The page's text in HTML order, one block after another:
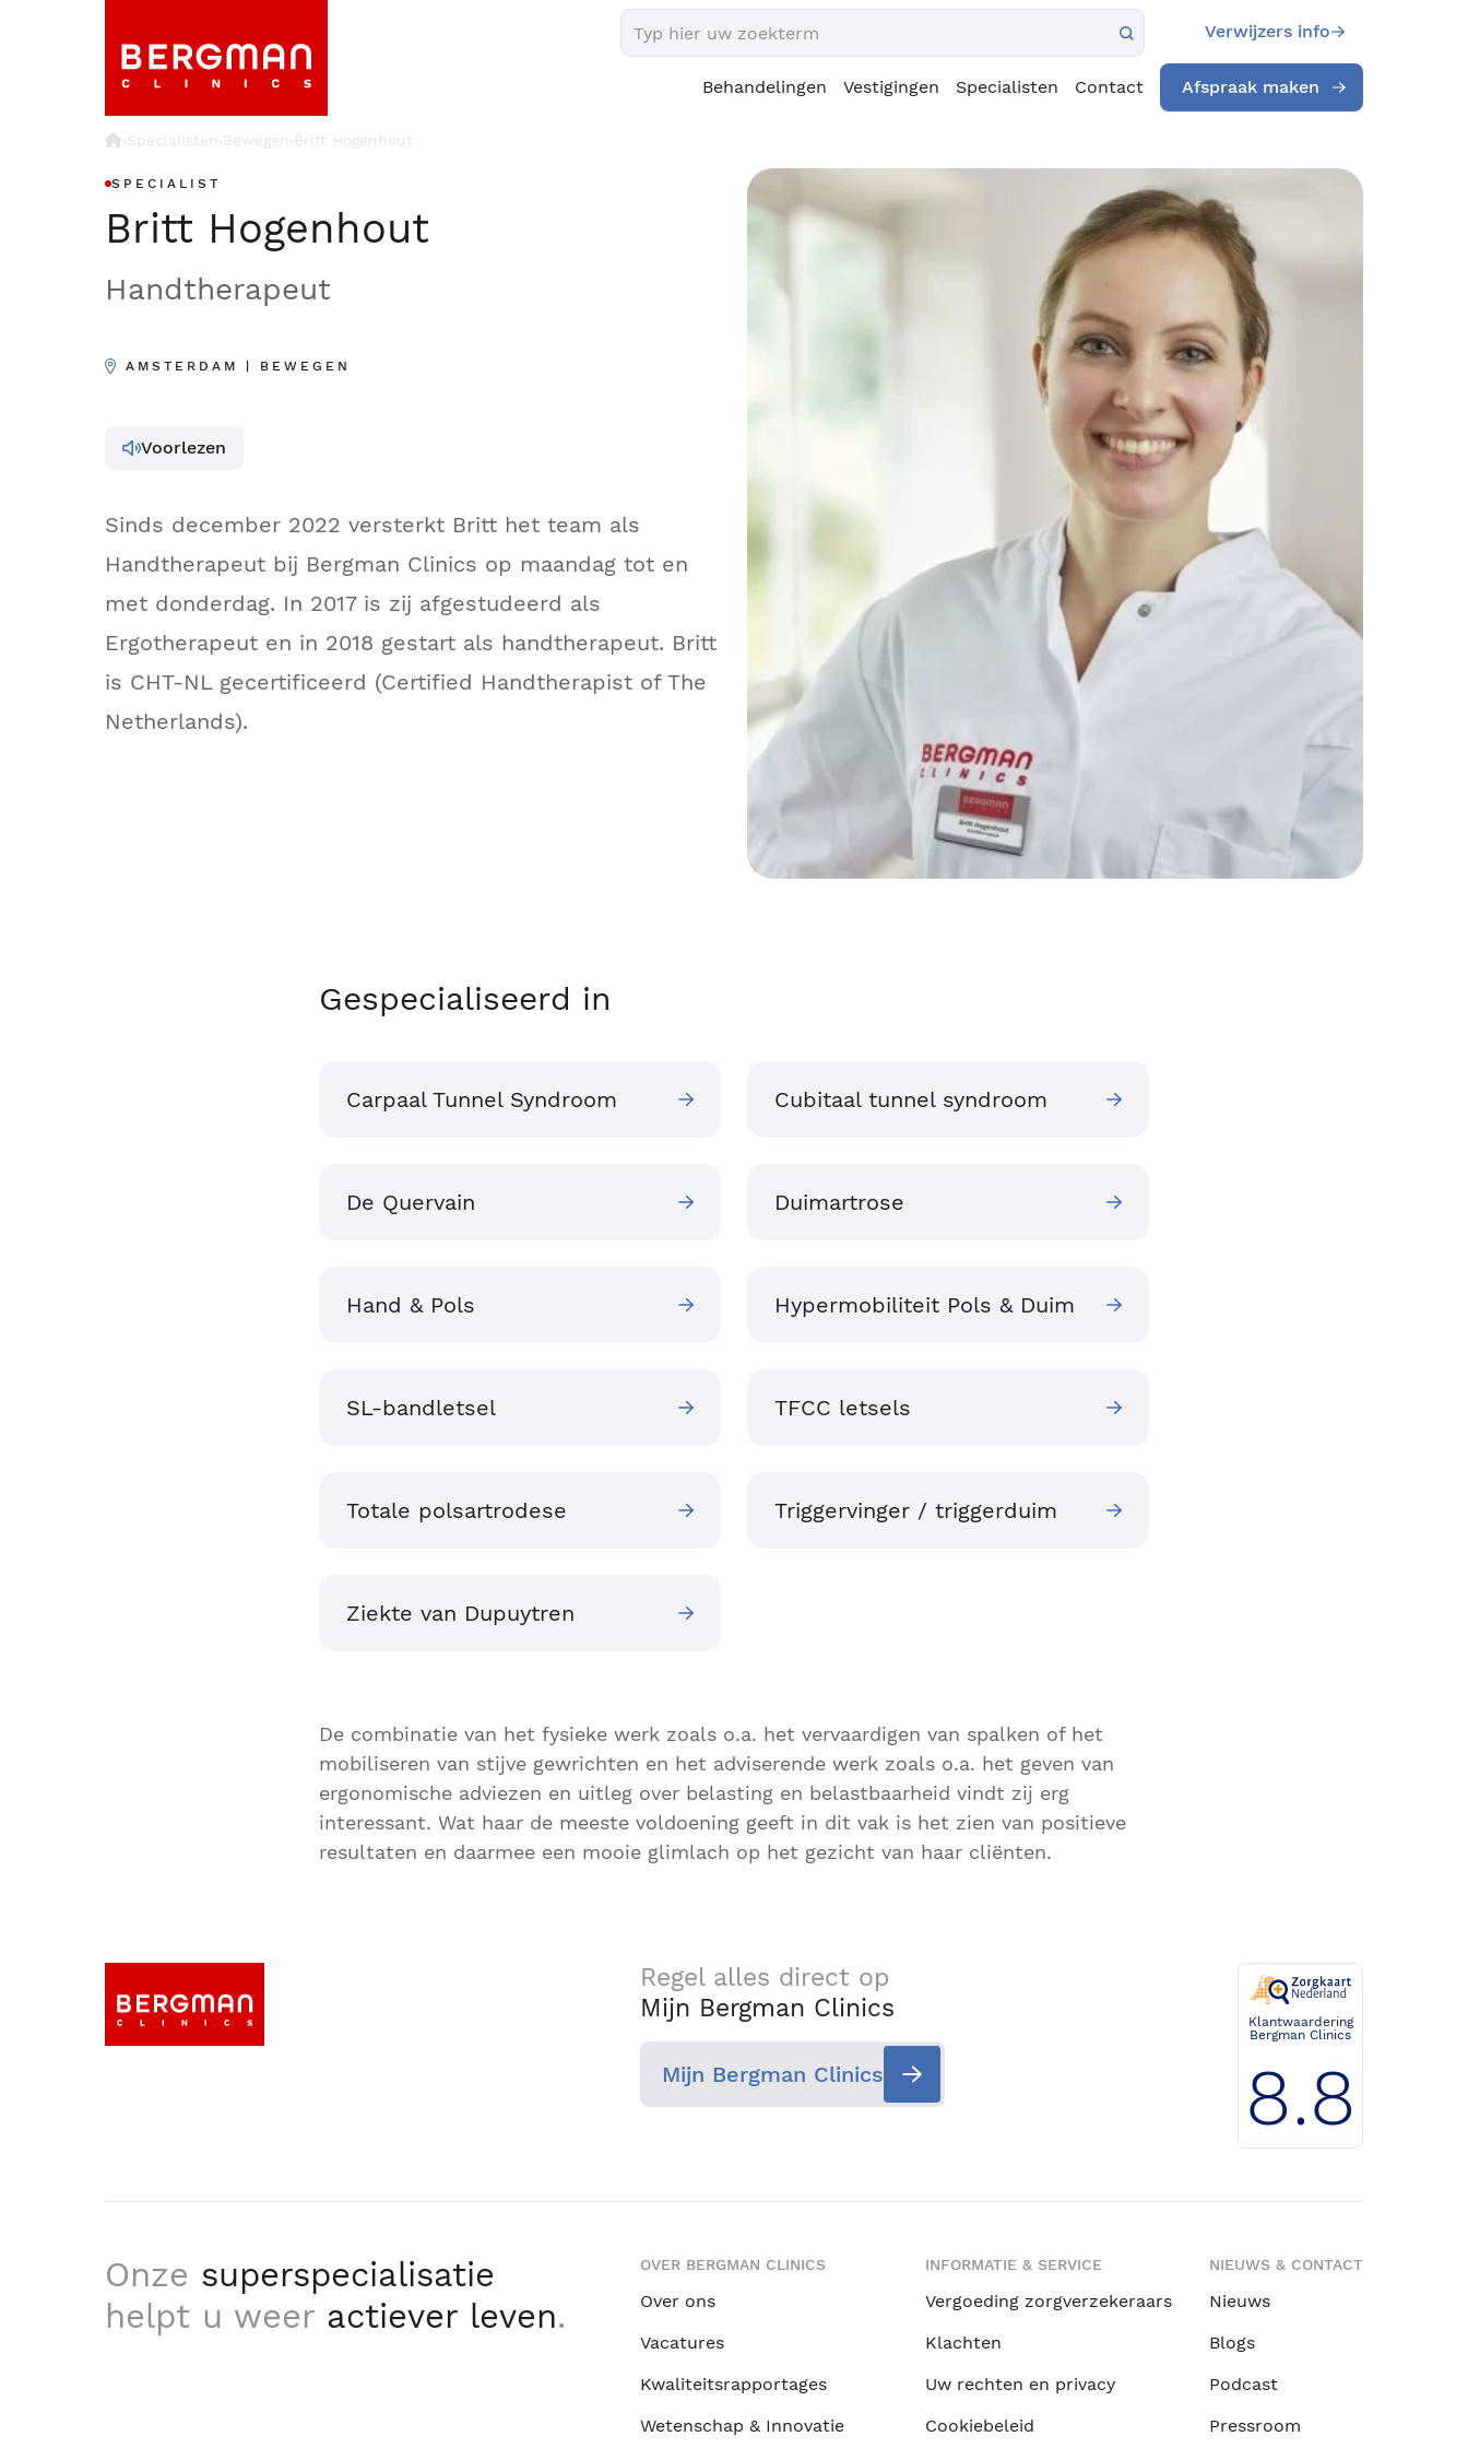
Verwijzers info
Behandelingen Vestigingen Specialisten Contact Afspraak maken
›Specialisten›Bewegen›Britt Hogenhout
SPECIALIST
Britt Hogenhout
Handtherapeut
AMSTERDAM | BEWEGEN
Voorlezen
Sinds december 2022 versterkt Britt het team als
Handtherapeut bij Bergman Clinics op maandag tot en
met donderdag. In 2017 is zij afgestudeerd als
Ergotherapeut en in 2018 gestart als handtherapeut. Britt
is CHT-NL gecertificeerd (Certified Handtherapist of The
Netherlands).
Gespecialiseerd in
Carpaal Tunnel Syndroom Cubitaal tunnel syndroom
De Quervain Duimartrose
Hand & Pols Hypermobiliteit Pols & Duim
SL-bandletsel TFCC letsels
Totale polsartrodese Triggervinger / triggerduim
Ziekte van Dupuytren
De combinatie van het fysieke werk zoals o.a. het vervaardigen van spalken of het
mobiliseren van stijve gewrichten en het adviserende werk zoals o.a. het geven van
ergonomische adviezen en uitleg over belasting en belastbaarheid vindt zij erg
interessant. Wat haar de meeste voldoening geeft in dit vak is het zien van positieve
resultaten en daarmee een mooie glimlach op het gezicht van haar cliënten.
Regel alles direct op
Mijn Bergman Clinics
Mijn Bergman Clinics
Klantwaardering
Bergman Clinics
8.8
Onze superspecialisatie
helpt u weer actiever leven.
OVER BERGMAN CLINICS
Over ons
Vacatures
Kwaliteitsrapportages
Wetenschap & Innovatie
INFORMATIE & SERVICE
Vergoeding zorgverzekeraars
Klachten
Uw rechten en privacy
Cookiebeleid
NIEUWS & CONTACT
Nieuws
Blogs
Podcast
Pressroom